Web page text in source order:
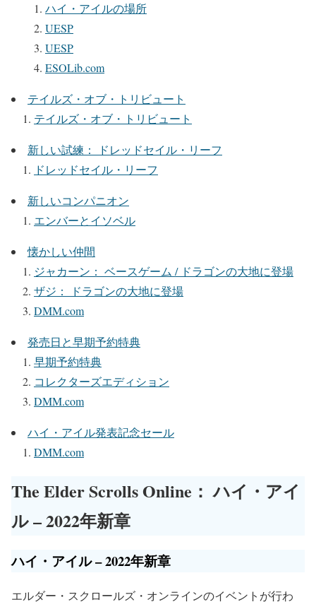
ハイ・アイルの場所
UESP
UESP
ESOLib.com
テイルズ・オブ・トリビュート
テイルズ・オブ・トリビュート
新しい試練： ドレッドセイル・リーフ
ドレッドセイル・リーフ
新しいコンパニオン
エンバーとイソベル
懐かしい仲間
ジャカーン： ベースゲーム / ドラゴンの大地に登場
ザジ： ドラゴンの大地に登場
DMM.com
発売日と早期予約特典
早期予約特典
コレクターズエディション
DMM.com
ハイ・アイル発表記念セール
DMM.com
The Elder Scrolls Online： ハイ・アイ
ル – 2022年新章
ハイ・アイル – 2022年新章
エルダー・スクロールズ・オンラインのイベントが行わ